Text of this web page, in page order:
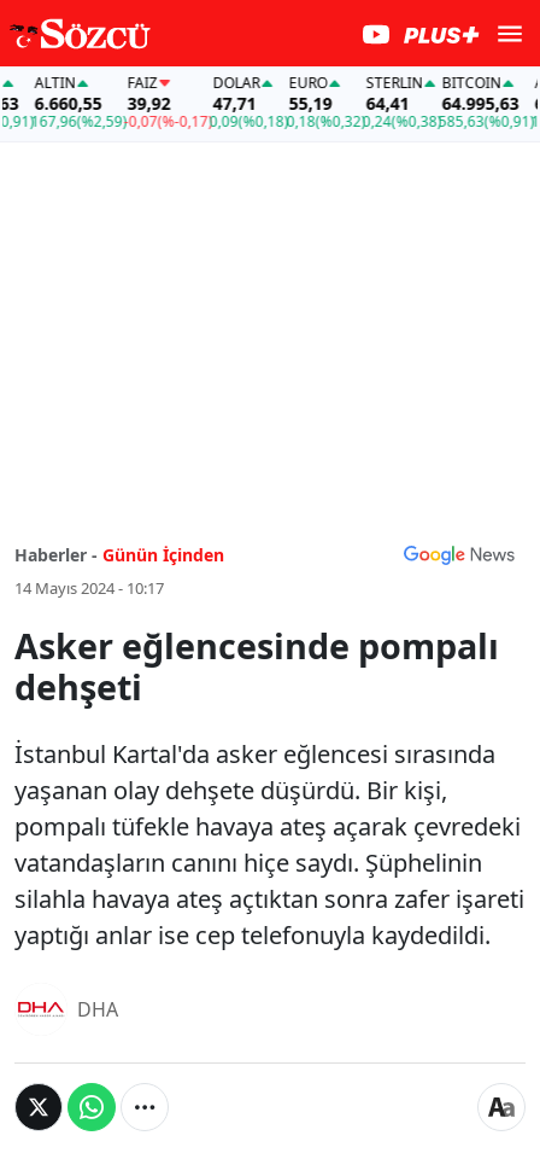
ALTIN
6.660,55
167,96(%2,59)
FAİZ
39,92
-0,07(%-0,17)
DOLAR
47,71
0,09(%0,18)
EURO
55,19
0,18(%0,32)
STERLIN
64,41
0,24(%0,38)
BITCOIN
64.995,63
585,63(%0,91)
Haberler - Günün İçinden
14 Mayıs 2024 - 10:17
Asker eğlencesinde pompalı
dehşeti
İstanbul Kartal'da asker eğlencesi sırasında
yaşanan olay dehşete düşürdü. Bir kişi,
pompalı tüfekle havaya ateş açarak çevredeki
vatandaşların canını hiçe saydı. Şüphelinin
silahla havaya ateş açtıktan sonra zafer işareti
yaptığı anlar ise cep telefonuyla kaydedildi.
DHA